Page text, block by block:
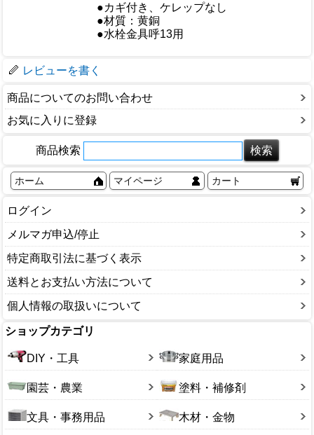
●カギ付き、ケレップなし
●材質：黄銅
●水栓金具呼13用
レビューを書く
商品についてのお問い合わせ
お気に入りに登録
商品検索
ホーム マイページ カート
ログイン
メルマガ申込/停止
特定商取引法に基づく表示
送料とお支払い方法について
個人情報の取扱いについて
ショップカテゴリ
DIY・工具 家庭用品
園芸・農業 塗料・補修剤
文具・事務用品 木材・金物